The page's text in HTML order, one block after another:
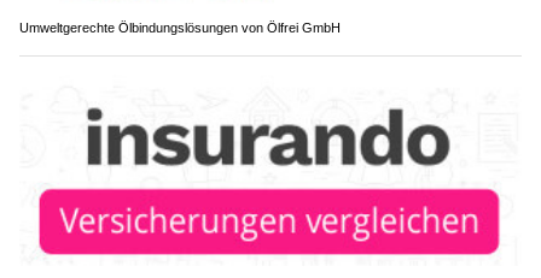
Umweltgerechte Ölbindungslösungen von Ölfrei GmbH